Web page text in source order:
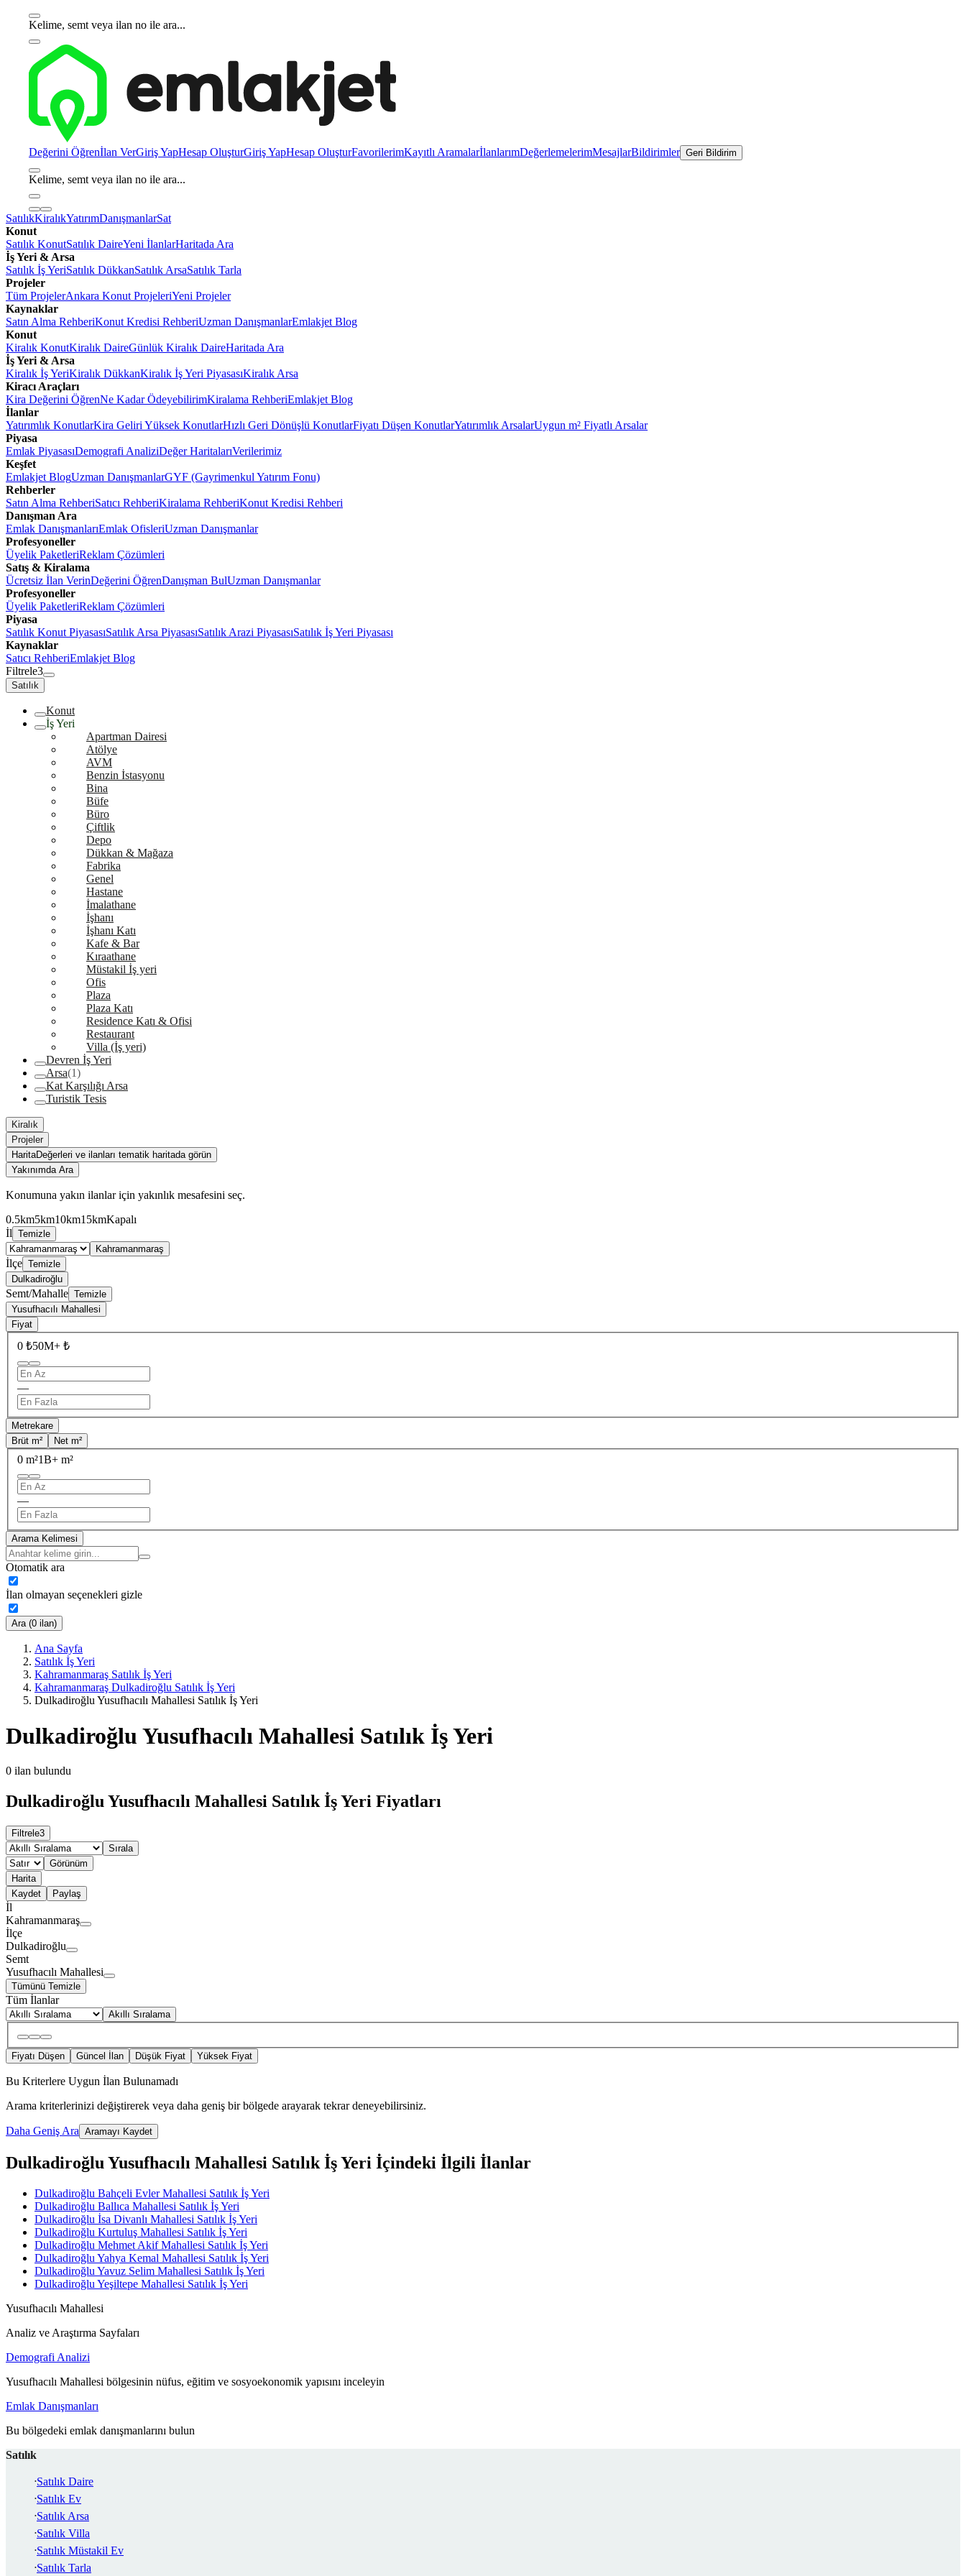
Kelime, semt veya ilan no ile ara...
Değerini Öğrenİlan VerGiriş YapHesap OluşturGiriş YapHesap OluşturFavorilerimKayıtlı AramalarİlanlarımDeğerlemelerimMesajlarBildirimler Geri Bildirim
Kelime, semt veya ilan no ile ara...
SatılıkKiralıkYatırımDanışmanlarSat
Konut
Satılık KonutSatılık DaireYeni İlanlarHaritada Ara
İş Yeri & Arsa
Satılık İş YeriSatılık DükkanSatılık ArsaSatılık Tarla
Projeler
Tüm ProjelerAnkara Konut ProjeleriYeni Projeler
Kaynaklar
Satın Alma RehberiKonut Kredisi RehberiUzman DanışmanlarEmlakjet Blog
Konut
Kiralık KonutKiralık DaireGünlük Kiralık DaireHaritada Ara
İş Yeri & Arsa
Kiralık İş YeriKiralık DükkanKiralık İş Yeri PiyasasıKiralık Arsa
Kiracı Araçları
Kira Değerini ÖğrenNe Kadar ÖdeyebilirimKiralama RehberiEmlakjet Blog
İlanlar
Yatırımlık KonutlarKira Geliri Yüksek KonutlarHızlı Geri Dönüşlü KonutlarFiyatı Düşen KonutlarYatırımlık ArsalarUygun m² Fiyatlı Arsalar
Piyasa
Emlak PiyasasıDemografi AnaliziDeğer HaritalarıVerilerimiz
Keşfet
Emlakjet BlogUzman DanışmanlarGYF (Gayrimenkul Yatırım Fonu)
Rehberler
Satın Alma RehberiSatıcı RehberiKiralama RehberiKonut Kredisi Rehberi
Danışman Ara
Emlak DanışmanlarıEmlak OfisleriUzman Danışmanlar
Profesyoneller
Üyelik PaketleriReklam Çözümleri
Satış & Kiralama
Ücretsiz İlan VerinDeğerini ÖğrenDanışman BulUzman Danışmanlar
Profesyoneller
Üyelik PaketleriReklam Çözümleri
Piyasa
Satılık Konut PiyasasıSatılık Arsa PiyasasıSatılık Arazi PiyasasıSatılık İş Yeri Piyasası
Kaynaklar
Satıcı RehberiEmlakjet Blog
Filtrele3
Satılık
Konut
İş Yeri
Apartman Dairesi
Atölye
AVM
Benzin İstasyonu
Bina
Büfe
Büro
Çiftlik
Depo
Dükkan & Mağaza
Fabrika
Genel
Hastane
İmalathane
İşhanı
İşhanı Katı
Kafe & Bar
Kıraathane
Müstakil İş yeri
Ofis
Plaza
Plaza Katı
Residence Katı & Ofisi
Restaurant
Villa (İş yeri)
Devren İş Yeri
Arsa(1)
Kat Karşılığı Arsa
Turistik Tesis
Kiralık
Projeler
HaritaDeğerleri ve ilanları tematik haritada görün
Yakınımda Ara
Konumuna yakın ilanlar için yakınlık mesafesini seç.
0.5km5km10km15kmKapalı
İl Temizle
Kahramanmaraş
İlçe Temizle
Dulkadiroğlu
Semt/Mahalle Temizle
Yusufhacılı Mahallesi
Fiyat
0 ₺50M+ ₺
—
Metrekare
Brüt m²
Net m²
0 m²1B+ m²
—
Arama Kelimesi
Otomatik ara
İlan olmayan seçenekleri gizle
Ara (0 ilan)
Ana Sayfa
Satılık İş Yeri
Kahramanmaraş Satılık İş Yeri
Kahramanmaraş Dulkadiroğlu Satılık İş Yeri
Dulkadiroğlu Yusufhacılı Mahallesi Satılık İş Yeri
Dulkadiroğlu Yusufhacılı Mahallesi Satılık İş Yeri
0 ilan bulundu
Dulkadiroğlu Yusufhacılı Mahallesi Satılık İş Yeri Fiyatları
Filtrele3
Sırala
Görünüm
Harita
Kaydet
Paylaş
İl
Kahramanmaraş
İlçe
Dulkadiroğlu
Semt
Yusufhacılı Mahallesi
Tümünü Temizle
Tüm İlanlar
Akıllı Sıralama
Fiyatı Düşen Güncel İlan Düşük Fiyat Yüksek Fiyat
Bu Kriterlere Uygun İlan Bulunamadı
Arama kriterlerinizi değiştirerek veya daha geniş bir bölgede arayarak tekrar deneyebilirsiniz.
Daha Geniş Ara Aramayı Kaydet
Dulkadiroğlu Yusufhacılı Mahallesi Satılık İş Yeri İçindeki İlgili İlanlar
Dulkadiroğlu Bahçeli Evler Mahallesi Satılık İş Yeri
Dulkadiroğlu Ballıca Mahallesi Satılık İş Yeri
Dulkadiroğlu İsa Divanlı Mahallesi Satılık İş Yeri
Dulkadiroğlu Kurtuluş Mahallesi Satılık İş Yeri
Dulkadiroğlu Mehmet Akif Mahallesi Satılık İş Yeri
Dulkadiroğlu Yahya Kemal Mahallesi Satılık İş Yeri
Dulkadiroğlu Yavuz Selim Mahallesi Satılık İş Yeri
Dulkadiroğlu Yeşiltepe Mahallesi Satılık İş Yeri
Yusufhacılı Mahallesi
Analiz ve Araştırma Sayfaları
Demografi Analizi
Yusufhacılı Mahallesi bölgesinin nüfus, eğitim ve sosyoekonomik yapısını inceleyin
Emlak Danışmanları
Bu bölgedeki emlak danışmanlarını bulun
Satılık
Satılık Daire
Satılık Ev
Satılık Arsa
Satılık Villa
Satılık Müstakil Ev
Satılık Tarla